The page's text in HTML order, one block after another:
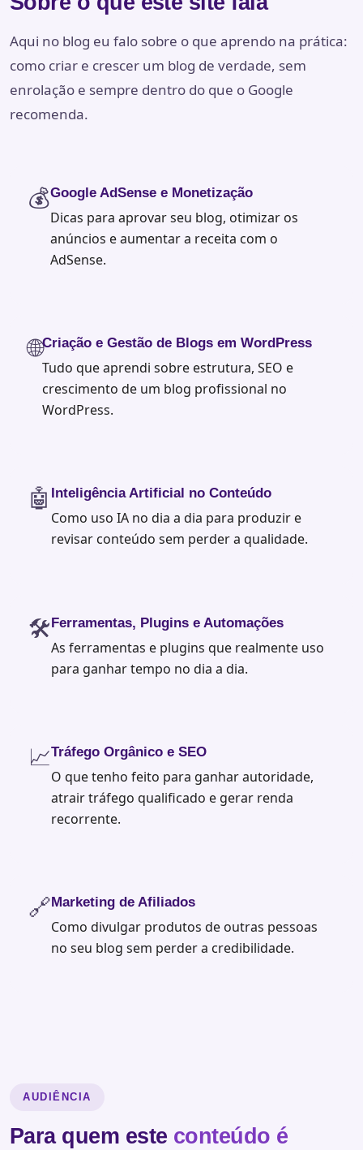
Aqui no blog eu falo sobre o que aprendo na prática:
como criar e crescer um blog de verdade, sem
enrolação e sempre dentro do que o Google
recomenda.
💰 Google AdSense e Monetização
Dicas para aprovar seu blog, otimizar os
anúncios e aumentar a receita com o
AdSense.
🌐 Criação e Gestão de Blogs em WordPress
Tudo que aprendi sobre estrutura, SEO e
crescimento de um blog profissional no
WordPress.
🤖 Inteligência Artificial no Conteúdo
Como uso IA no dia a dia para produzir e
revisar conteúdo sem perder a qualidade.
🛠️ Ferramentas, Plugins e Automações
As ferramentas e plugins que realmente uso
para ganhar tempo no dia a dia.
📈 Tráfego Orgânico e SEO
O que tenho feito para ganhar autoridade,
atrair tráfego qualificado e gerar renda
recorrente.
🔗 Marketing de Afiliados
Como divulgar produtos de outras pessoas
no seu blog sem perder a credibilidade.
AUDIÊNCIA
Para quem este conteúdo é